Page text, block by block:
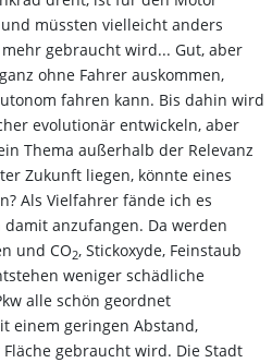
müssten vielleicht anders
gebraucht wird... Gut, aber
ohne Fahrer auskommen,
fahren kann. Bis dahin wird
evolutionär entwickeln, aber
Thema außerhalb der Relevanz
Zukunft liegen, könnte eines
Als Vielfahrer fände ich es
anzufangen. Da werden
und CO2, Stickoxyde, Feinstaub
weniger schädliche
alle schön geordnet
einem geringen Abstand,
gebraucht wird. Die Stadt